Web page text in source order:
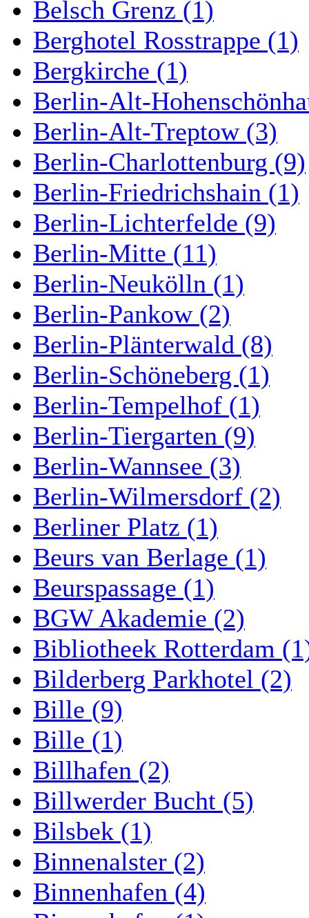
Belsch Grenz (1)
Berghotel Rosstrappe (1)
Bergkirche (1)
Berlin-Alt-
Berlin-Alt-Treptow (3)
Berlin-Charlottenburg (9)
Berlin-Friedrichshain (1)
Berlin-Lichterfelde (9)
Berlin-Mitte (11)
Berlin-Neukölln (1)
Berlin-Pankow (2)
Berlin-Plänterwald (8)
Berlin-Schöneberg (1)
Berlin-Tempelhof (1)
Berlin-Tiergarten (9)
Berlin-Wannsee (3)
Berlin-Wilmersdorf (2)
Berliner Platz (1)
Beurs van Berlage (1)
Beurspassage (1)
BGW Akademie (2)
Bibliotheek Rotterdam
Bilderberg Parkhotel (2)
Bille (9)
Bille (1)
Billhafen (2)
Billwerder Bucht (5)
Bilsbek (1)
Binnenalster (2)
Binnenhafen (4)